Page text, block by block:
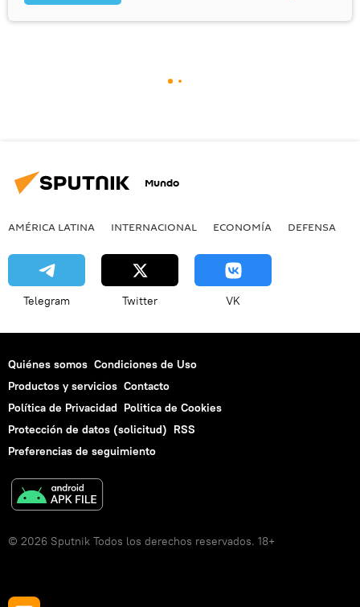
Mundo
AMÉRICA LATINA INTERNACIONAL ECONOMÍA DEFENSA
Telegram Twitter VK
Quiénes somos Condiciones de Uso
Productos y servicios Contacto
Política de Privacidad Politica de Cookies
Protección de datos (solicitud) RSS
Preferencias de seguimiento
© 2026 Sputnik Todos los derechos reservados. 18+